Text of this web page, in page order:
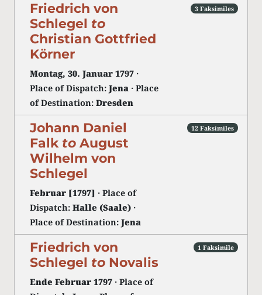
Friedrich von
Schlegel to
Christian Gottfried
Körner
Montag, 30. Januar 1797 ·
Place of Dispatch: Jena · Place
of Destination: Dresden
3 Faksimiles
Johann Daniel
Falk to August
Wilhelm von
Schlegel
Februar [1797] · Place of
Dispatch: Halle (Saale) ·
Place of Destination: Jena
12 Faksimiles
Friedrich von
Schlegel to Novalis
Ende Februar 1797 · Place of
1 Faksimile